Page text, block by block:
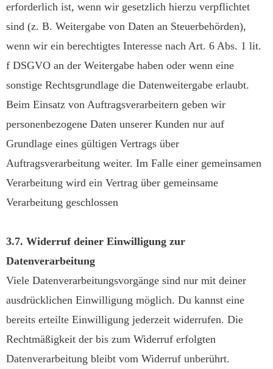
erforderlich ist, wenn wir gesetzlich hierzu verpflichtet
sind (z. B. Weitergabe von Daten an Steuerbehörden),
wenn wir ein berechtigtes Interesse nach Art. 6 Abs. 1 lit.
f DSGVO an der Weitergabe haben oder wenn eine
sonstige Rechtsgrundlage die Datenweitergabe erlaubt.
Beim Einsatz von Auftragsverarbeitern geben wir
personenbezogene Daten unserer Kunden nur auf
Grundlage eines gültigen Vertrags über
Auftragsverarbeitung weiter. Im Falle einer gemeinsamen
Verarbeitung wird ein Vertrag über gemeinsame
Verarbeitung geschlossen
3.7. Widerruf deiner Einwilligung zur
Datenverarbeitung
Viele Datenverarbeitungsvorgänge sind nur mit deiner
ausdrücklichen Einwilligung möglich. Du kannst eine
bereits erteilte Einwilligung jederzeit widerrufen. Die
Rechtmäßigkeit der bis zum Widerruf erfolgten
Datenverarbeitung bleibt vom Widerruf unberührt.